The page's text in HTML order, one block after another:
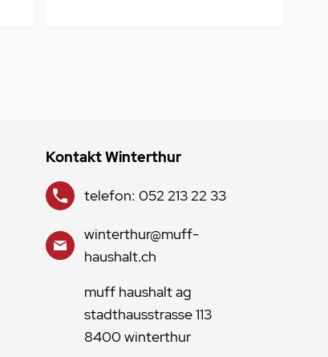
Kontakt Winterthur
telefon: 052 213 22 33
winterthur@muff-
haushalt.ch
muff haushalt ag
stadthausstrasse 113
8400 winterthur